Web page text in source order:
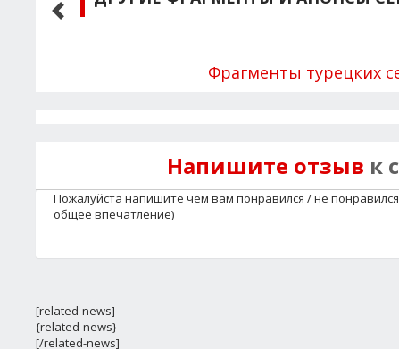
Фрагменты турецких
Напишите отзыв к
Пожалуйста напишите чем вам понравился / не
общее впечатление)
[related-news]
{related-news}
[/related-news]